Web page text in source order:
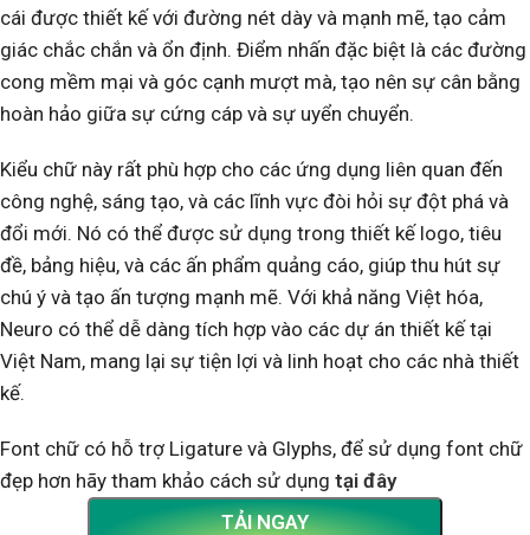
cái được thiết kế với đường nét dày và mạnh mẽ, tạo cảm
giác chắc chắn và ổn định. Điểm nhấn đặc biệt là các đường
cong mềm mại và góc cạnh mượt mà, tạo nên sự cân bằng
hoàn hảo giữa sự cứng cáp và sự uyển chuyển.
Kiểu chữ này rất phù hợp cho các ứng dụng liên quan đến
công nghệ, sáng tạo, và các lĩnh vực đòi hỏi sự đột phá và
đổi mới. Nó có thể được sử dụng trong thiết kế logo, tiêu
đề, bảng hiệu, và các ấn phẩm quảng cáo, giúp thu hút sự
chú ý và tạo ấn tượng mạnh mẽ. Với khả năng Việt hóa,
Neuro có thể dễ dàng tích hợp vào các dự án thiết kế tại
Việt Nam, mang lại sự tiện lợi và linh hoạt cho các nhà thiết
kế.
Font chữ có hỗ trợ Ligature và Glyphs, để sử dụng font chữ
đẹp hơn hãy tham khảo cách sử dụng tại đây
TẢI NGAY